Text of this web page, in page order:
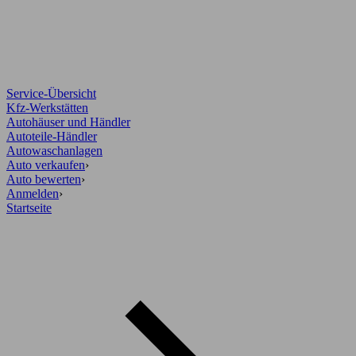
Service-Übersicht
Kfz-Werkstätten
Autohäuser und Händler
Autoteile-Händler
Autowaschanlagen
Auto verkaufen›
Auto bewerten›
Anmelden›
Startseite